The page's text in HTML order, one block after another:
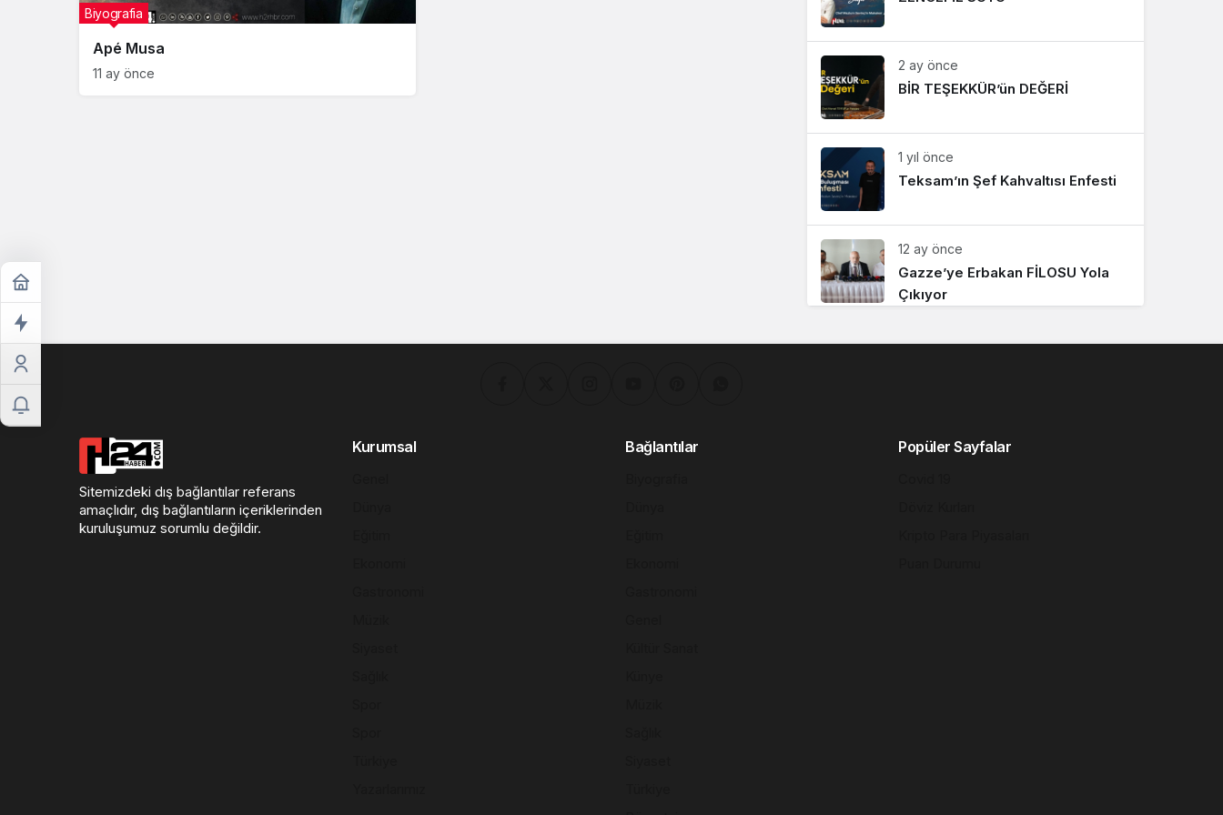
Apé Musa
Biyografia
11 ay önce
2 ay önce
BİR TEŞEKKÜR’ün DEĞERİ
1 yıl önce
Teksam’ın Şef Kahvaltısı Enfesti
12 ay önce
Gazze’ye Erbakan FİLOSU Yola
Çıkıyor
Sitemizdeki dış bağlantılar referans
amaçlıdır, dış bağlantıların içeriklerinden
kuruluşumuz sorumlu değildir.
Kurumsal Bağlantılar Popüler Sayfalar